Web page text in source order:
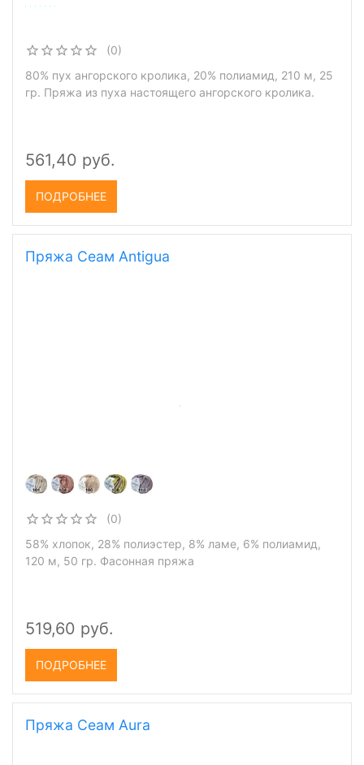
(0)
80% пух ангорского кролика, 20% полиамид, 210 м, 25
гр. Пряжа из пуха настоящего ангорского кролика.
561,40 руб.
ПОДРОБНЕЕ
Пряжа Сеам Antigua
(0)
58% хлопок, 28% полиэстер, 8% ламе, 6% полиамид,
120 м, 50 гр. Фасонная пряжа
519,60 руб.
ПОДРОБНЕЕ
Пряжа Сеам Aura